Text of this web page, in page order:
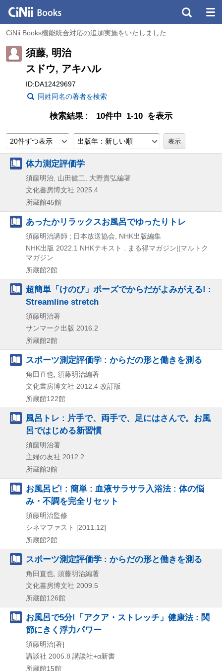
CiNii Books機能統合対応の追加実施をいたしました
須藤, 明治
スドウ, アキハル
ID:DA12429697
同姓同名の著者を検索
検索結果 10件中 1-10 を表示
20件ずつ表示 出版年：新しい順
体力測定評価学
須藤明治, 山田健二, 大野貴弘編著
文化書房博文社 2025.4
所蔵館45館
あったかリラックスお風呂でゆったりトレ
須藤明治講師 ; 日本放送協会, NHK出版編集
NHK出版 2022.1 NHKテキスト . まる得マガジン||マルトク
マガジン
所蔵館2館
超簡単「けのび」ポーズでからだがよみがえる! :
Streamline stretch
須藤明治著
サンマーク出版 2016.2
所蔵館2館
スポーツ測定評価学 : からだの形と働きを測る
角田直也, 須藤明治編著
文化書房博文社 2012.4 改訂版
所蔵館122館
風呂トレ : 片手で、両手で、足にはさんで。お風
呂ではじめる新習慣
須藤明治著
主婦の友社 2012.2
所蔵館3館
お風呂ビ! : 簡単 : 血液サラサラ入浴法 : 体の悩
み・不調を完全リセット
須藤明治監修
シネマファスト [2011.12]
所蔵館2館
スポーツ測定評価学 : からだの形と働きを測る
角田直也, 須藤明治編著
文化書房博文社 2009.5
所蔵館126館
お風呂で5分!「アクア・ストレッチ」健康法 : 関
節にきく浮力パワー
須藤明治[著]
講談社 2005.8 講談社+α新書
所蔵館15館